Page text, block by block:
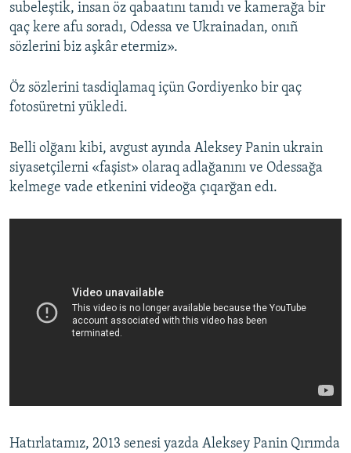
subeleştik, insan öz qabaatını tanıdı ve kamerağa bir
qaç kere afu soradı, Odessa ve Ukrainadan, onıñ
sözlerini biz aşkâr etermiz».
Öz sözlerini tasdiqlamaq içün Gordiyenko bir qaç
fotosüretni yükledi.
Belli olğanı kibi, avgust ayında Aleksey Panin ukrain
siyasetçilerni «faşist» olaraq adlağanını ve Odessağa
kelmege vade etkenini videoğa çıqarğan edı.
Hatırlatamız, 2013 senesi yazda Aleksey Panin Qırımda